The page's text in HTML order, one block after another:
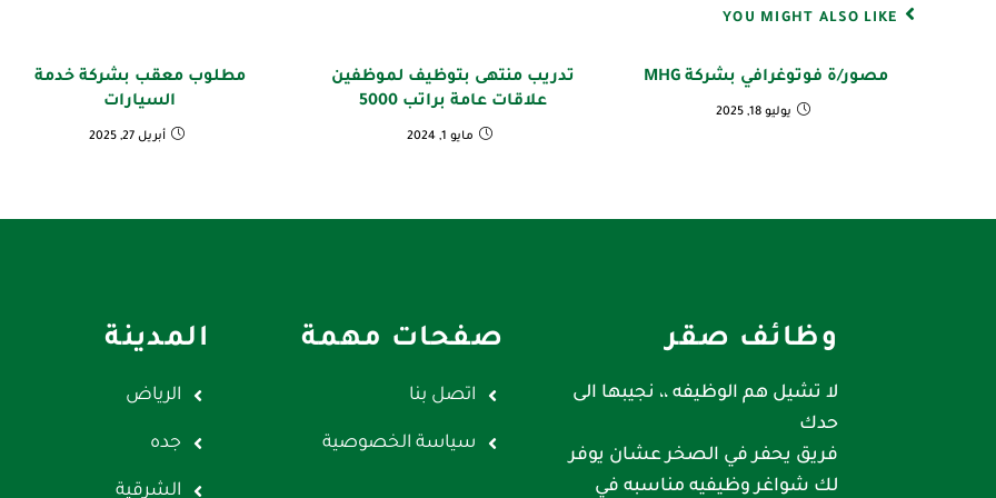
YOU MIGHT ALSO LIKE
مطلوب معقب بشركة خدمة
السيارات
أبريل 27, 2025
تدريب منتهى بتوظيف لموظفين
علاقات عامة براتب 5000
مايو 1, 2024
مصور/ة فوتوغرافي بشركة MHG
يوليو 18, 2025
وظائف صقر
لا تشيل هم الوظيفه ،، نجيبها الى
حدك
فريق يحفر في الصخر عشان يوفر
لك شواغر وظيفيه مناسبه في
صفحات مهمة
اتصل بنا
سياسة الخصوصية
المدينة
الرياض
جده
الشرقية